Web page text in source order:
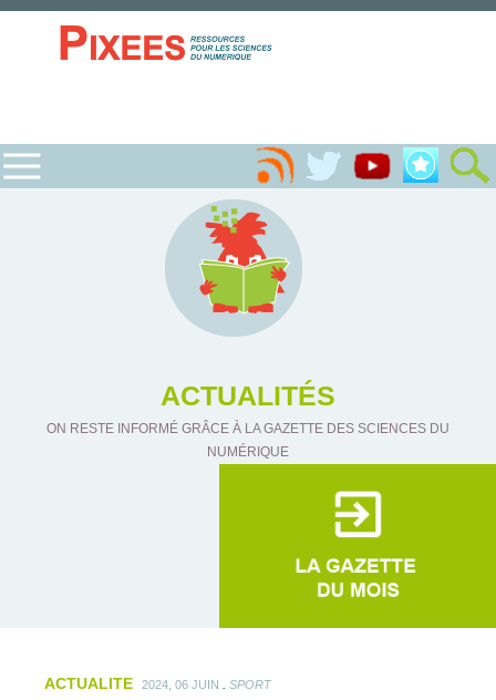
ACTUALITÉS
ON RESTE INFORMÉ GRÂCE À LA GAZETTE DES SCIENCES DU
NUMÉRIQUE
ACTUALITE 2024, 06 JUIN SPORT